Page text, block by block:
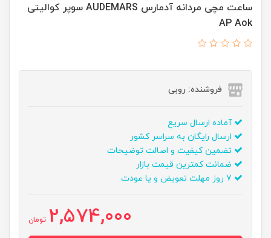
ساعت مچی مردانه آدمارس AUDEMARS سوپر کوالیتی
AP Aok
فروشنده: روبی
آماده ارسال سریع
ارسال رایگان به سراسر کشور
تضمین کیفیت و اصالت توضیحات
ضمانت کمترین قیمت بازار
2,574,000 تومان